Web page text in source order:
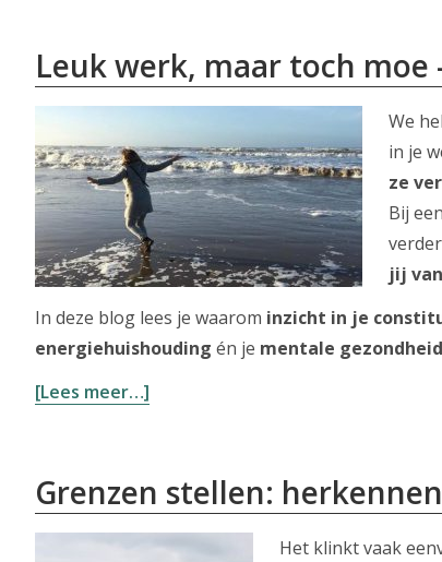
voelen?
Wat
het,
hoe
ontstaat
het
en
doen!
Leuk werk, maar toch
We
in je
ze
Bij een
jij
In deze blog lees je waarom inzicht in je
energiehuishouding én je mentale
[Lees meer…]
toch
moe
—
Grenzen stellen:
Het klinkt vaak